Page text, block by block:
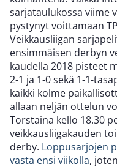
sarjataulukossa viime
pystynyt voittamaan
Veikkausliigan
ensimmäisen derbyn
kaudella 2018 pisteet
2-1 ja 1-0 sekä 1-1-
kaikki kolme
allaan neljän ottelun
Torstaina kello 18.30
veikkausliigakauden
derby. Loppusarjojen
vasta ensi viikolla,